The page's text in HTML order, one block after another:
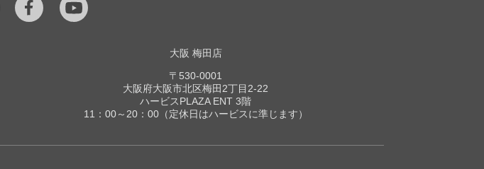
大阪 梅田店
〒530-0001
大阪府大阪市北区梅田2丁目2-22
ハービスPLAZA ENT 3階
11：00～20：00（定休日はハービスに準じます）